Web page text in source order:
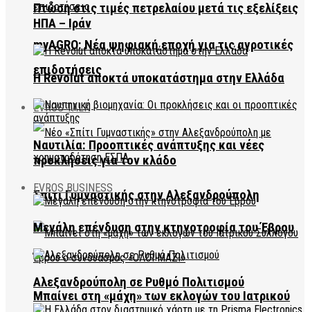
myAGRO: Νέα ψηφιακή εποχή για τις αγροτικές
επιδοτήσεις
EVROS TALK
Σπίτι Γυμναστικής στην Αλεξανδρούπολη
Μπαίνει στη «μάχη» των εκλογών του Ιατρικού
Πτώση στις τιμές πετρελαίου μετά τις εξελίξεις
ΗΠΑ – Ιράν
Η Revolut αποκτά υποκατάστημα στην Ελλάδα
Ναυτιλία: Προοπτικές ανάπτυξης και νέες
προκλήσεις για τον κλάδο
EVROS BUSINESS
Μεγάλη επένδυση στην κτηνοτροφία του Έβρου
Αλεξανδρούπολη σε Ρυθμό Πολιτισμού